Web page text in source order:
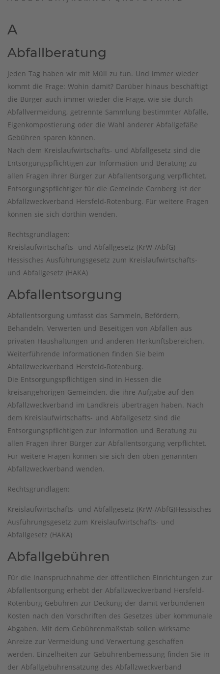
A
Abfallberatung
Jeden Tag haben wir mit Müll zu tun. Und immer wieder
kommt die Frage: Wohin damit? Darüber hinaus beschäftigt
die Bürger auch immer wieder die Frage, wie sie durch
Abfallvermeidung, getrennte Sammlung bestimmter Abfälle,
Eigenkompostierung oder die Wahl anderer Abfallgefäße
Gebühren sparen können.
Nach dem Kreislaufwirtschafts- und Abfallgesetz sind die
Entsorgungspflichtigen zur Information und Beratung zu
allen Fragen ihrer Bürger zur Abfallentsorgung verpflichtet.
Entsorgungspflichtiger für die Gemeinde Cornberg ist der
Abfallzweckverband Hersfeld-Rotenburg. Für weitere Fragen
können sie sich dorthin wenden.
Rechtsgrundlagen:
Kreislaufwirtschafts- und Abfallgesetz (KrW-/AbfG)
Hessisches Ausführungsgesetz zum Kreislaufwirtschafts-
und Abfallgesetz (HAKA)
Abfallentsorgung
Abfallentsorgung umfasst das Sammeln, Befördern,
Behandeln, Verwerten und Beseitigen von Abfällen aus
privaten Haushaltungen und anderen Herkunftsbereichen.
Weiterführende Informationen finden Sie beim
Abfallzweckverband Hersfeld-Rotenburg.
Die Entsorgungspflichtigen sind in Hessen die
kreisangehörigen Gemeinden, die ihre Aufgabe auf den
Abfallzweckverband im Landkreis übertragen haben. Nach
dem Kreislaufwirtschafts- und Abfallgesetz sind die
Entsorgungspflichtigen zur Information und Beratung zu
allen Fragen ihrer Bürger zur Abfallentsorgung verpflichtet.
Für weitere Fragen können sie sich den oben genannten
Abfallzweckverband wenden.
Rechtsgrundlagen:
Kreislaufwirtschafts- und Abfallgesetz (KrW-/AbfG)Hessisches
Ausführungsgesetz zum Kreislaufwirtschafts- und
Abfallgesetz (HAKA)
Abfallgebühren
Für die Inanspruchnahme der öffentlichen Einrichtungen zur
Abfallentsorgung erhebt der Abfallzweckverband Hersfeld-
Rotenburg Gebühren zur Deckung der damit verbundenen
Kosten nach den Vorschriften des Gesetzes über kommunale
Abgaben. Mit dem Gebührenmaßstab sollen wirksame
Anreize zur Vermeidung und Verwertung geschaffen
werden. Einzelheiten zur Gebührenbemessung finden Sie in
der Abfallgebührensatzung des Abfallzweckverband